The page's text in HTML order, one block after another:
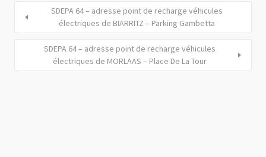
SDEPA 64 – adresse point de recharge véhicules
électriques de BIARRITZ – Parking Gambetta
SDEPA 64 – adresse point de recharge véhicules
électriques de MORLAAS – Place De La Tour